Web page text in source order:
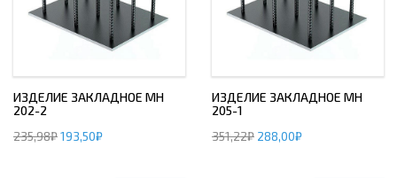
ИЗДЕЛИЕ ЗАКЛАДНОЕ МН
202-2
235,98₽193,50₽
ИЗДЕЛИЕ ЗАКЛАДНОЕ МН
205-1
351,22₽ 288,00₽